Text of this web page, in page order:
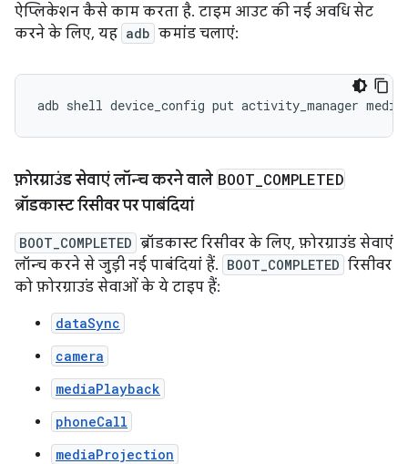
ऐप्लिकेशन कैसे काम करता है. टाइम आउट की नई अवधि सेट
करने के लिए, यह adb कमांड चलाएं:
adb shell device_config put activity_manager
फ़ोरग्राउंड सेवाएं लॉन्च करने वाले BOOT COMPLETED
ब्रॉडकास्ट रिसीवर पर पाबंदियां
BOOT_COMPLETED ब्रॉडकास्ट रिसीवर के लिए, फ़ोरग्राउंड सेवाएं
लॉन्च करने से जुड़ी नई पाबंदियां हैं. BOOT_COMPLETED रिसीवर
को फ़ोरग्राउंड सेवाओं के ये टाइप हैं:
dataSync
camera
mediaPlayback
phoneCall
mediaProjection